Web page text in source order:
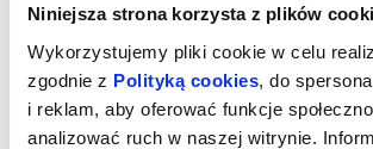
Niniejsza strona korzysta z plików
Wykorzystujemy pliki cookie w celu
zgodnie z Polityką cookies , do
i reklam, aby oferować funkcje
analizować ruch w naszej witrynie.